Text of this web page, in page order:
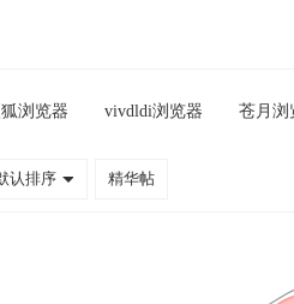
浏览器 vivdldi浏览器 苍月浏
认排序 精华帖